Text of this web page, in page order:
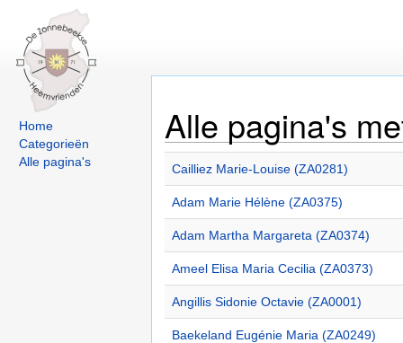
Home
Categorieën
Alle pagina's
Alle pagina's
Cailliez Marie-Louise (ZA0281)
Adam Marie Hélène (ZA0375)
Adam Martha Margareta (ZA0374)
Ameel Elisa Maria Cecilia (ZA0373)
Angillis Sidonie Octavie (ZA0001)
Baekeland Eugénie Maria (ZA0249)